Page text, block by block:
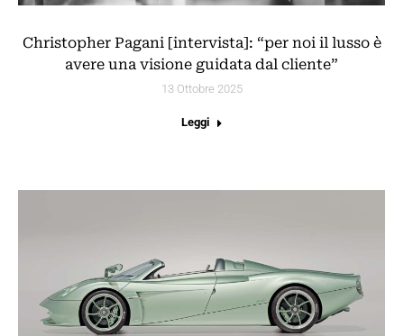
Christopher Pagani [intervista]: “per noi il lusso è
avere una visione guidata dal cliente”
13 Ottobre 2025
Leggi